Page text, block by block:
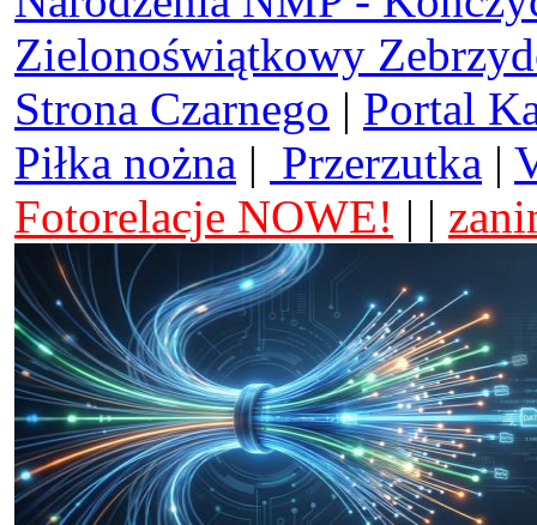
Zielonoświątkowy
Strona Czarnego | Portal
Piłka nożna | Przerzutka |
Fotorelacje NOWE! | |